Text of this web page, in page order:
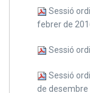
Sessió
febrer de
Sessió
Sessió
de desembre